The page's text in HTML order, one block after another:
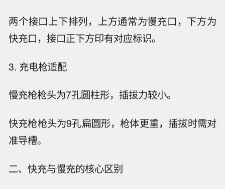
两个接口上下排列，上方通常为慢充口，下方为
快充口，接口正下方印有对应标识。
3. 充电枪适配
慢充枪枪头为7孔圆柱形，插拔力较小。
快充枪枪头为9孔扁圆形，枪体更重，插拔时需对
准导槽。
二、快充与慢充的核心区别